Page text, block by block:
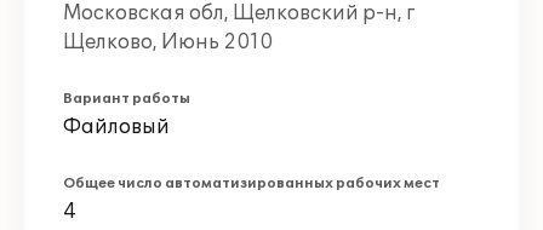
Московская обл, Щелковский р-н, г
Щелково, Июнь 2010
Вариант работы
Файловый
Общее число автоматизированных рабочих мест
4